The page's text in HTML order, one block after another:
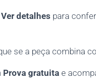
Ver detalhes para
se a peça combina
Prova gratuita e